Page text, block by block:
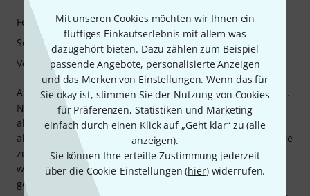
Mit unseren Cookies möchten wir Ihnen ein
fluffiges Einkaufserlebnis mit allem was
dazugehört bieten. Dazu zählen zum Beispiel
passende Angebote, personalisierte Anzeigen
und das Merken von Einstellungen. Wenn das für
Sie okay ist, stimmen Sie der Nutzung von Cookies
für Präferenzen, Statistiken und Marketing
einfach durch einen Klick auf „Geht klar“ zu (alle
anzeigen).
Sie können Ihre erteilte Zustimmung jederzeit
über die Cookie-Einstellungen (hier) widerrufen.
Als ich sie in den Händen hielt, war es um mich geschehen.
Normalerweise spiele ich verschiedene Gitarren, wie eine
alte Stratocaster, eine Telecaster Pro 2 und eine Les Paul,
aber zum ersten Mal wage ich es, alles mit nur einer Gitarre
zu spielen; diese Paloma Custom hat alles. Bemerkenswert
war schon, dass sie direkt nach dem Auspacken perfekt
gestimmt war – etwas, das ich noch nie erlebt hatte. Der
Features
Sound
Verarbeitung